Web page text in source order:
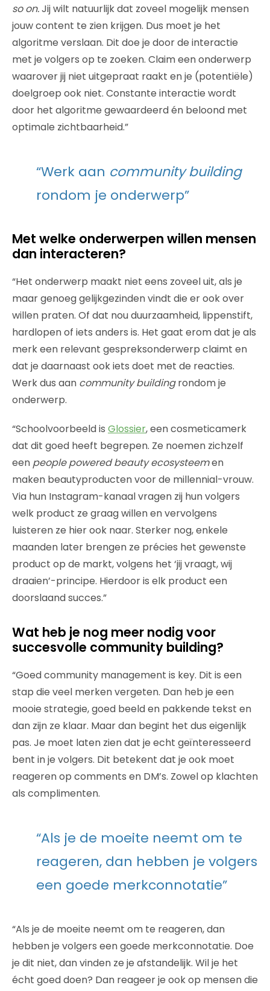
so on.Jij wilt natuurlijk dat zoveel mogelijk mensen
jouw content te zien krijgen. Dus moet je het
algoritme verslaan. Dit doe je door de interactie
met je volgers op te zoeken. Claim een onderwerp
waarover jij niet uitgepraat raakt en je (potentiële)
doelgroep ook niet. Constante interactie wordt
door het algoritme gewaardeerd én beloond met
optimale zichtbaarheid.”
“Werk aan community building
rondom je onderwerp”
Met welke onderwerpen willen mensen
dan interacteren?
“Het onderwerp maakt niet eens zoveel uit, als je
maar genoeg gelijkgezinden vindt die er ook over
willen praten. Of dat nou duurzaamheid, lippenstift,
hardlopen of iets anders is. Het gaat erom dat je als
merk een relevant gespreksonderwerp claimt en
dat je daarnaast ook iets doet met de reacties.
Werk dus aan community buildingrondom je
onderwerp.
“Schoolvoorbeeld is Glossier, een cosmeticamerk
dat dit goed heeft begrepen. Ze noemen zichzelf
een people powered beauty ecosysteemen
maken beautyproducten voor de millennial-vrouw.
Via hun Instagram-kanaal vragen zij hun volgers
welk product ze graag willen en vervolgens
luisteren ze hier ook naar. Sterker nog, enkele
maanden later brengen ze précies het gewenste
product op de markt, volgens het ‘jij vraagt, wij
draaien’-principe. Hierdoor is elk product een
doorslaand succes.”
Wat heb je nog meer nodig voor
succesvolle community building?
“Goed community management is key. Dit is een
stap die veel merken vergeten. Dan heb je een
mooie strategie, goed beeld en pakkende tekst en
dan zijn ze klaar. Maar dan begint het dus eigenlijk
pas. Je moet laten zien dat je echt geïnteresseerd
bent in je volgers. Dit betekent dat je ook moet
reageren op comments en DM’s. Zowel op klachten
als complimenten.
“Als je de moeite neemt om te
reageren, dan hebben je volgers
een goede merkconnotatie”
“Als je de moeite neemt om te reageren, dan
hebben je volgers een goede merkconnotatie. Doe
je dit niet, dan vinden ze je afstandelijk. Wil je het
écht goed doen? Dan reageer je ook op mensen die